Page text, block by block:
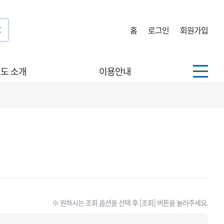
홈 로그인 회원가입
소개 이용안내
※ 원하시는 조회 옵션을 선택 후 [조회] 버튼을 눌러주세요.